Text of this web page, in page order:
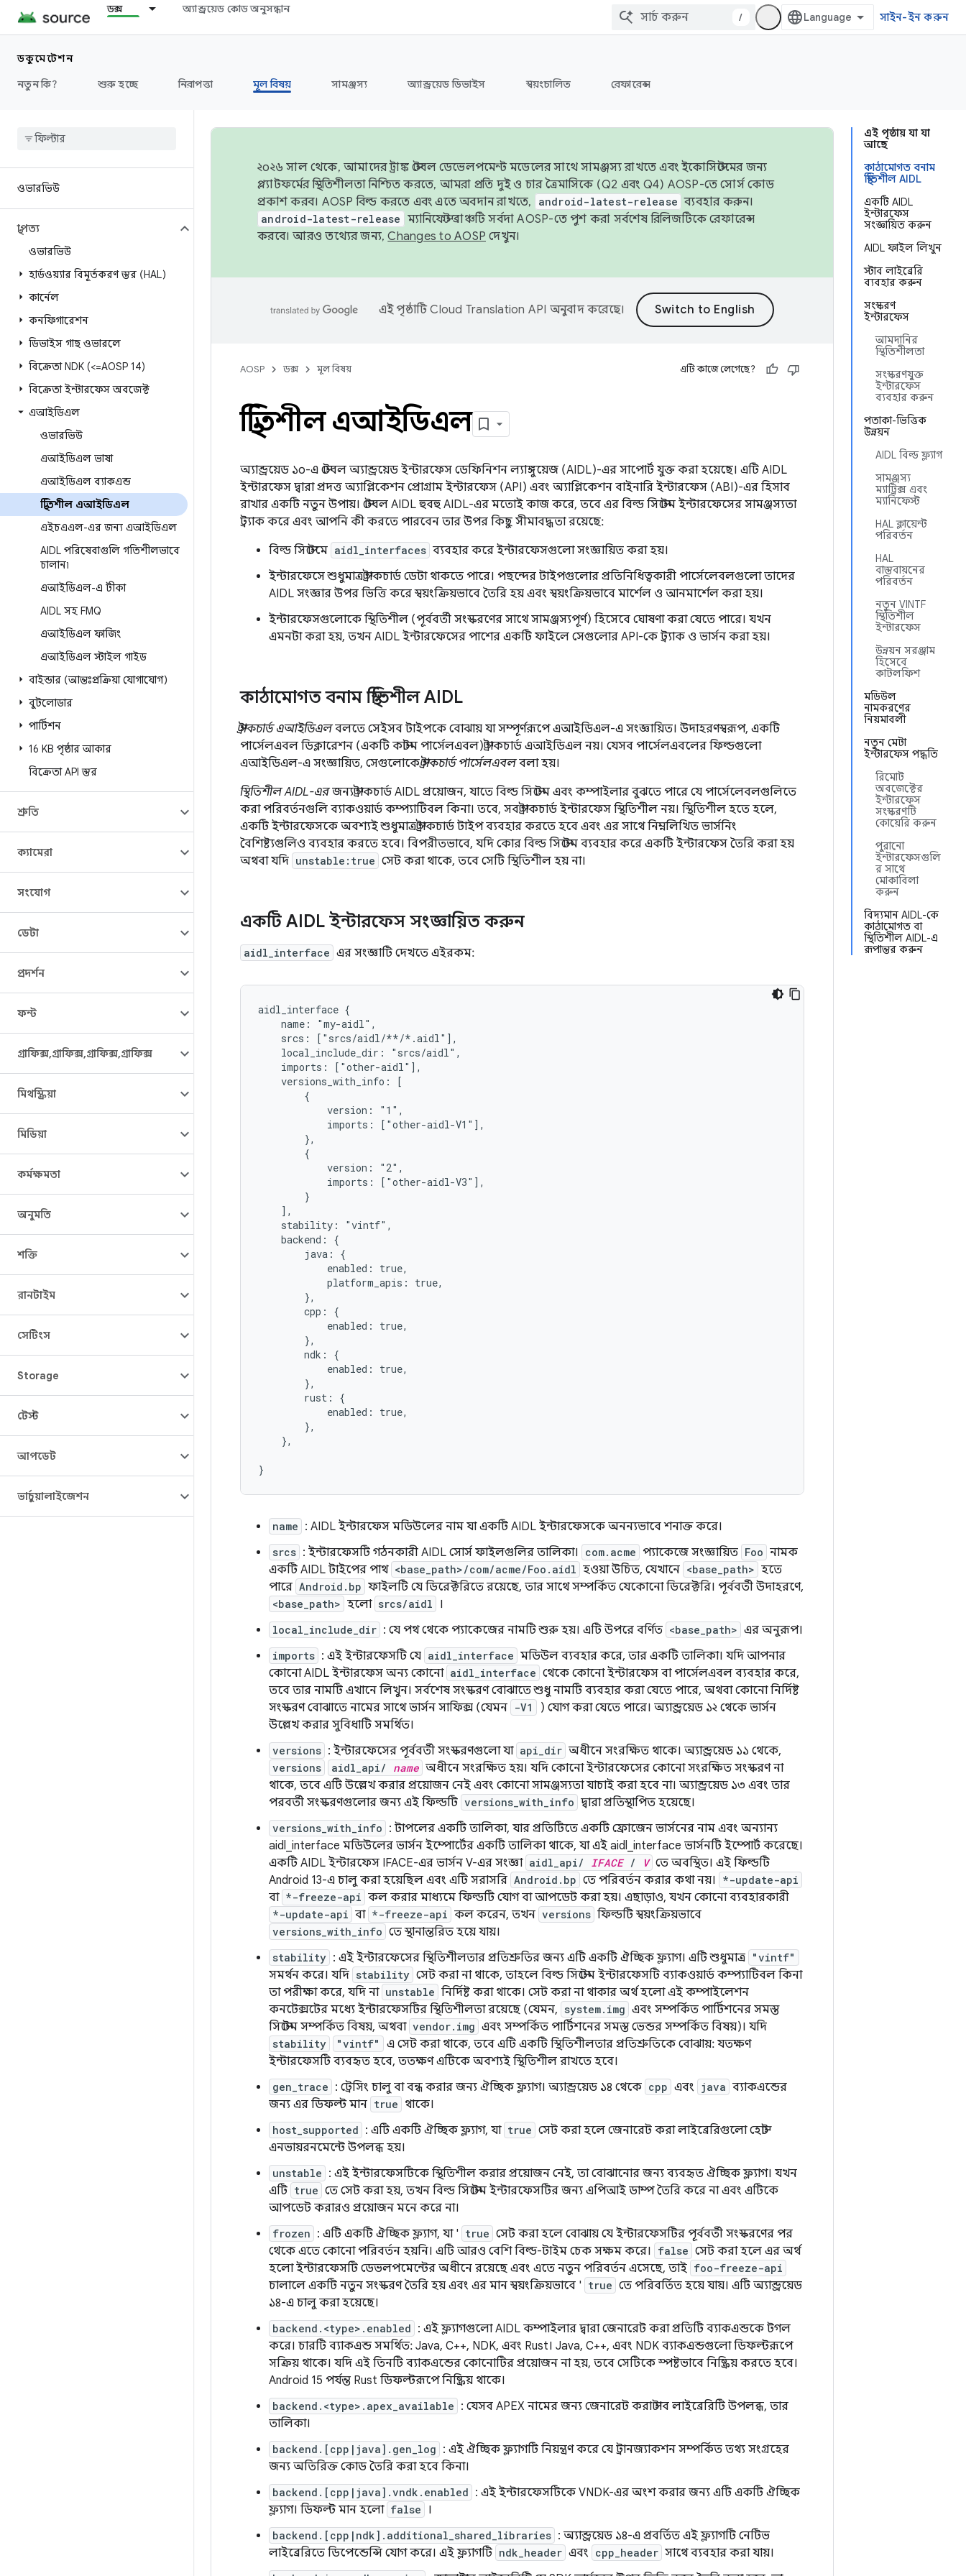
ডক্স অ্যান্ড্রয়েড কোড অনুসন্ধান
/ সাইন-ইন করুন
ডকুমেন্টেশন
নতুন কি?
শুরু হচ্ছে নিরাপত্তা মূল বিষয় সামঞ্জস্য অ্যান্ড্রয়েড ডিভাইস স্বয়ংচালিত রেফারেন্স
ওভারভিউ
স্থাপত্য
ওভারভিউ
হার্ডওয়্যার বিমূর্তকরণ স্তর (HAL)
কার্নেল
কনফিগারেশন
ডিভাইস গাছ ওভারলে
বিক্রেতা NDK (<=AOSP 14)
বিক্রেতা ইন্টারফেস অবজেক্ট
এআইডিএল
ওভারভিউ
এআইডিএল ভাষা
এআইডিএল ব্যাকএন্ড
স্থিতিশীল এআইডিএল
এইচএএল-এর জন্য এআইডিএল
AIDL পরিষেবাগুলি গতিশীলভাবে
চালান৷
এআইডিএল-এ টীকা
AIDL সহ FMQ
এআইডিএল ফাজিং
এআইডিএল স্টাইল গাইড
বাইন্ডার (আন্তঃপ্রক্রিয়া যোগাযোগ)
বুটলোডার
পার্টিশন
16 KB পৃষ্ঠার আকার
বিক্রেতা API স্তর
শ্রুতি
ক্যামেরা
সংযোগ
ডেটা
প্রদর্শন
ফন্ট
গ্রাফিক্স,গ্রাফিক্স,গ্রাফিক্স,গ্রাফিক্স
মিথস্ক্রিয়া
মিডিয়া
কর্মক্ষমতা
অনুমতি
শক্তি
রানটাইম
সেটিংস
Storage
টেস্ট
আপডেট
ভার্চুয়ালাইজেশন
এই পৃষ্ঠায় যা যা
আছে
কাঠামোগত বনাম
স্থিতিশীল AIDL
একটি AIDL
ইন্টারফেস
সংজ্ঞায়িত করুন
AIDL ফাইল লিখুন
স্টাব লাইব্রেরি
ব্যবহার করুন
সংস্করণ
ইন্টারফেস
আমদানির
স্থিতিশীলতা
সংস্করণযুক্ত
ইন্টারফেস
ব্যবহার করুন
পতাকা-ভিত্তিক
উন্নয়ন
AIDL বিল্ড ফ্ল্যাগ
সামঞ্জস্য
ম্যাট্রিক্স এবং
ম্যানিফেস্ট
HAL ক্লায়েন্ট
পরিবর্তন
HAL
বাস্তবায়নের
পরিবর্তন
নতুন VINTF
স্থিতিশীল
ইন্টারফেস
উন্নয়ন সরঞ্জাম
হিসেবে
কাটলফিশ
মডিউল
নামকরণের
নিয়মাবলী
নতুন মেটা
ইন্টারফেস পদ্ধতি
রিমোট
অবজেক্টের
ইন্টারফেস
সংস্করণটি
কোয়েরি করুন
পুরানো
ইন্টারফেসগুলি
র সাথে
মোকাবিলা
করুন
বিদ্যমান AIDL-কে
কাঠামোগত বা
স্থিতিশীল AIDL-এ
রূপান্তর করুন
২০২৬ সাল থেকে, আমাদের ট্রাঙ্ক স্টেবল ডেভেলপমেন্ট মডেলের সাথে সামঞ্জস্য রাখতে এবং ইকোসিস্টেমের জন্য
প্ল্যাটফর্মের স্থিতিশীলতা নিশ্চিত করতে, আমরা প্রতি দুই ও চার ত্রৈমাসিকে (Q2 এবং Q4) AOSP-তে সোর্স কোড
প্রকাশ করব। AOSP বিল্ড করতে এবং এতে অবদান রাখতে,
android-latest-release ব্যবহার করুন।
android-latest-release ম্যানিফেস্ট ব্রাঞ্চটি সর্বদা AOSP-তে পুশ করা সর্বশেষ রিলিজটিকে রেফারেন্স
করবে। আরও তথ্যের জন্য,Changes to AOSP দেখুন।
এই পৃষ্ঠাটিCloud Translation API অনুবাদ করেছে।
AOSP ডক্স মূল বিষয় এটি কাজে লেগেছে?
স্থিতিশীল এআইডিএল
অ্যান্ড্রয়েড ১০-এ স্টেবল অ্যান্ড্রয়েড ইন্টারফেস ডেফিনিশন ল্যাঙ্গুয়েজ (AIDL)-এর সাপোর্ট যুক্ত করা হয়েছে। এটি AIDL
ইন্টারফেস দ্বারা প্রদত্ত অ্যাপ্লিকেশন প্রোগ্রাম ইন্টারফেস (API) এবং অ্যাপ্লিকেশন বাইনারি ইন্টারফেস (ABI)-এর হিসাব
রাখার একটি নতুন উপায়। স্টেবল AIDL হুবহু AIDL-এর মতোই কাজ করে, তবে এর বিল্ড সিস্টেম ইন্টারফেসের সামঞ্জস্যতা
ট্র্যাক করে এবং আপনি কী করতে পারবেন তার উপর কিছু সীমাবদ্ধতা রয়েছে:
বিল্ড সিস্টেমে aidl_interfaces ব্যবহার করে ইন্টারফেসগুলো সংজ্ঞায়িত করা হয়।
ইন্টারফেসে শুধুমাত্র স্ট্রাকচার্ড ডেটা থাকতে পারে। পছন্দের টাইপগুলোর প্রতিনিধিত্বকারী পার্সেলেবলগুলো তাদের
AIDL সংজ্ঞার উপর ভিত্তি করে স্বয়ংক্রিয়ভাবে তৈরি হয় এবং স্বয়ংক্রিয়ভাবে মার্শেল ও আনমার্শেল করা হয়।
ইন্টারফেসগুলোকে স্থিতিশীল (পূর্ববর্তী সংস্করণের সাথে সামঞ্জস্যপূর্ণ) হিসেবে ঘোষণা করা যেতে পারে। যখন
এমনটা করা হয়, তখন AIDL ইন্টারফেসের পাশের একটি ফাইলে সেগুলোর API-কে ট্র্যাক ও ভার্সন করা হয়।
কাঠামোগত বনাম স্থিতিশীল AIDL
স্ট্রাকচার্ড এআইডিএলবলতে সেইসব টাইপকে বোঝায় যা সম্পূর্ণরূপে এআইডিএল-এ সংজ্ঞায়িত। উদাহরণস্বরূপ, একটি
পার্সেলএবল ডিক্লারেশন (একটি কাস্টম পার্সেলএবল) স্ট্রাকচার্ড এআইডিএল নয়। যেসব পার্সেলএবলের ফিল্ডগুলো
এআইডিএল-এ সংজ্ঞায়িত, সেগুলোকেস্ট্রাকচার্ড পার্সেলএবলবলা হয়।
স্থিতিশীল AIDL-এরজন্য স্ট্রাকচার্ড AIDL প্রয়োজন, যাতে বিল্ড সিস্টেম এবং কম্পাইলার বুঝতে পারে যে পার্সেলেবলগুলিতে
করা পরিবর্তনগুলি ব্যাকওয়ার্ড কম্প্যাটিবল কিনা। তবে, সব স্ট্রাকচার্ড ইন্টারফেস স্থিতিশীল নয়। স্থিতিশীল হতে হলে,
একটি ইন্টারফেসকে অবশ্যই শুধুমাত্র স্ট্রাকচার্ড টাইপ ব্যবহার করতে হবে এবং এর সাথে নিম্নলিখিত ভার্সনিং
বৈশিষ্ট্যগুলিও ব্যবহার করতে হবে। বিপরীতভাবে, যদি কোর বিল্ড সিস্টেম ব্যবহার করে একটি ইন্টারফেস তৈরি করা হয়
অথবা যদি unstable:true সেট করা থাকে, তবে সেটি স্থিতিশীল হয় না।
একটি AIDL ইন্টারফেস সংজ্ঞায়িত করুন
aidl_interface এর সংজ্ঞাটি দেখতে এইরকম:
aidl_interface {
    name: "my-aidl",
    srcs: ["srcs/aidl/**/*.aidl"],
    local_include_dir: "srcs/aidl",
    imports: ["other-aidl"],
    versions_with_info: [
        {
            version: "1",
            imports: ["other-aidl-V1"],
        },
        {
            version: "2",
            imports: ["other-aidl-V3"],
        }
    ],
    stability: "vintf",
    backend: {
        java: {
            enabled: true,
            platform_apis: true,
        },
        cpp: {
            enabled: true,
        },
        ndk: {
            enabled: true,
        },
        rust: {
            enabled: true,
        },
    },
name : AIDL ইন্টারফেস মডিউলের নাম যা একটি AIDL ইন্টারফেসকে অনন্যভাবে শনাক্ত করে।
srcs : ইন্টারফেসটি গঠনকারী AIDL সোর্স ফাইলগুলির তালিকা। com.acme প্যাকেজে সংজ্ঞায়িত Foo নামক
একটি AIDL টাইপের পাথ <base_path>/com/acme/Foo.aidl হওয়া উচিত, যেখানে <base_path> হতে
পারে Android.bp ফাইলটি যে ডিরেক্টরিতে রয়েছে, তার সাথে সম্পর্কিত যেকোনো ডিরেক্টরি। পূর্ববর্তী উদাহরণে,
<base_path> হলো srcs/aidl ।
local_include_dir : যে পথ থেকে প্যাকেজের নামটি শুরু হয়। এটি উপরে বর্ণিত <base_path> এর অনুরূপ।
imports : এই ইন্টারফেসটি যে aidl_interface মডিউল ব্যবহার করে, তার একটি তালিকা। যদি আপনার
কোনো AIDL ইন্টারফেস অন্য কোনো aidl_interface থেকে কোনো ইন্টারফেস বা পার্সেলএবল ব্যবহার করে,
তবে তার নামটি এখানে লিখুন। সর্বশেষ সংস্করণ বোঝাতে শুধু নামটি ব্যবহার করা যেতে পারে, অথবা কোনো নির্দিষ্ট
সংস্করণ বোঝাতে নামের সাথে ভার্সন সাফিক্স (যেমন -V1
) যোগ করা যেতে পারে। অ্যান্ড্রয়েড ১২ থেকে ভার্সন
উল্লেখ করার সুবিধাটি সমর্থিত।
versions : ইন্টারফেসের পূর্ববর্তী সংস্করণগুলো যা api_dir অধীনে সংরক্ষিত থাকে। অ্যান্ড্রয়েড ১১ থেকে,
versions aidl_api/ name অধীনে সংরক্ষিত হয়। যদি কোনো ইন্টারফেসের কোনো সংরক্ষিত সংস্করণ না
থাকে, তবে এটি উল্লেখ করার প্রয়োজন নেই এবং কোনো সামঞ্জস্যতা যাচাই করা হবে না। অ্যান্ড্রয়েড ১৩ এবং তার
পরবর্তী সংস্করণগুলোর জন্য এই ফিল্ডটি versions_with_info দ্বারা প্রতিস্থাপিত হয়েছে।
versions_with_info : টাপলের একটি তালিকা, যার প্রতিটিতে একটি ফ্রোজেন ভার্সনের নাম এবং অন্যান্য
aidl_interface মডিউলের ভার্সন ইম্পোর্টের একটি তালিকা থাকে, যা এই aidl_interface ভার্সনটি ইম্পোর্ট করেছে।
একটি AIDL ইন্টারফেস IFACE-এর ভার্সন V-এর সংজ্ঞা aidl_api/ IFACE/ V তে অবস্থিত। এই ফিল্ডটি
Android 13-এ চালু করা হয়েছিল এবং এটি সরাসরি Android.bp তে পরিবর্তন করার কথা নয়। *-update-api
বা *-freeze-api কল করার মাধ্যমে ফিল্ডটি যোগ বা আপডেট করা হয়। এছাড়াও, যখন কোনো ব্যবহারকারী
*-update-api বা *-freeze-api কল করেন, তখন versions ফিল্ডটি স্বয়ংক্রিয়ভাবে
versions_with_info তে স্থানান্তরিত হয়ে যায়।
stability : এই ইন্টারফেসের স্থিতিশীলতার প্রতিশ্রুতির জন্য এটি একটি ঐচ্ছিক ফ্ল্যাগ। এটি শুধুমাত্র "vintf"
সমর্থন করে। যদি stability সেট করা না থাকে, তাহলে বিল্ড সিস্টেম ইন্টারফেসটি ব্যাকওয়ার্ড কম্প্যাটিবল কিনা
তা পরীক্ষা করে, যদি না unstable নির্দিষ্ট করা থাকে। সেট করা না থাকার অর্থ হলো এই কম্পাইলেশন
কনটেক্সটের মধ্যে ইন্টারফেসটির স্থিতিশীলতা রয়েছে (যেমন, system.img এবং সম্পর্কিত পার্টিশনের সমস্ত
সিস্টেম সম্পর্কিত বিষয়, অথবা vendor.img এবং সম্পর্কিত পার্টিশনের সমস্ত ভেন্ডর সম্পর্কিত বিষয়)। যদি
stability "vintf"
এ সেট করা থাকে, তবে এটি একটি স্থিতিশীলতার প্রতিশ্রুতিকে বোঝায়: যতক্ষণ
ইন্টারফেসটি ব্যবহৃত হবে, ততক্ষণ এটিকে অবশ্যই স্থিতিশীল রাখতে হবে।
gen_trace : ট্রেসিং চালু বা বন্ধ করার জন্য ঐচ্ছিক ফ্ল্যাগ। অ্যান্ড্রয়েড ১৪ থেকে cpp এবং java ব্যাকএন্ডের
জন্য এর ডিফল্ট মান true থাকে।
host_supported : এটি একটি ঐচ্ছিক ফ্ল্যাগ, যা true সেট করা হলে জেনারেট করা লাইব্রেরিগুলো হোস্ট
এনভায়রনমেন্টে উপলব্ধ হয়।
unstable : এই ইন্টারফেসটিকে স্থিতিশীল করার প্রয়োজন নেই, তা বোঝানোর জন্য ব্যবহৃত ঐচ্ছিক ফ্ল্যাগ। যখন
এটি true তে সেট করা হয়, তখন বিল্ড সিস্টেম ইন্টারফেসটির জন্য এপিআই ডাম্প তৈরি করে না এবং এটিকে
আপডেট করারও প্রয়োজন মনে করে না।
frozen : এটি একটি ঐচ্ছিক ফ্ল্যাগ, যা ' true সেট করা হলে বোঝায় যে ইন্টারফেসটির পূর্ববর্তী সংস্করণের পর
থেকে এতে কোনো পরিবর্তন হয়নি। এটি আরও বেশি বিল্ড-টাইম চেক সক্ষম করে।
false সেট করা হলে এর অর্থ
হলো ইন্টারফেসটি ডেভলপমেন্টের অধীনে রয়েছে এবং এতে নতুন পরিবর্তন এসেছে, তাই foo-freeze-api
চালালে একটি নতুন সংস্করণ তৈরি হয় এবং এর মান স্বয়ংক্রিয়ভাবে ' true তে পরিবর্তিত হয়ে যায়। এটি অ্যান্ড্রয়েড
১৪-এ চালু করা হয়েছে।
backend.<type>.enabled : এই ফ্ল্যাগগুলো AIDL কম্পাইলার দ্বারা জেনারেট করা প্রতিটি ব্যাকএন্ডকে টগল
করে। চারটি ব্যাকএন্ড সমর্থিত: Java, C++, NDK, এবং Rust। Java, C++, এবং NDK ব্যাকএন্ডগুলো ডিফল্টরূপে
সক্রিয় থাকে। যদি এই তিনটি ব্যাকএন্ডের কোনোটির প্রয়োজন না হয়, তবে সেটিকে স্পষ্টভাবে নিষ্ক্রিয় করতে হবে।
Android 15 পর্যন্ত Rust ডিফল্টরূপে নিষ্ক্রিয় থাকে।
backend.<type>.apex_available : যেসব APEX নামের জন্য জেনারেট করা স্টাব লাইব্রেরিটি উপলব্ধ, তার
তালিকা।
backend.[cpp|java].gen_log : এই ঐচ্ছিক ফ্ল্যাগটি নিয়ন্ত্রণ করে যে ট্রানজ্যাকশন সম্পর্কিত তথ্য সংগ্রহের
জন্য অতিরিক্ত কোড তৈরি করা হবে কিনা।
backend.[cpp|java].vndk.enabled : এই ইন্টারফেসটিকে VNDK-এর অংশ করার জন্য এটি একটি ঐচ্ছিক
ফ্ল্যাগ। ডিফল্ট মান হলো false ।
backend.[cpp|ndk].additional_shared_libraries : অ্যান্ড্রয়েড ১৪-এ প্রবর্তিত এই ফ্ল্যাগটি নেটিভ
লাইব্রেরিতে ডিপেন্ডেন্সি যোগ করে। এই ফ্ল্যাগটি ndk_header এবং cpp_header সাথে ব্যবহার করা যায়।